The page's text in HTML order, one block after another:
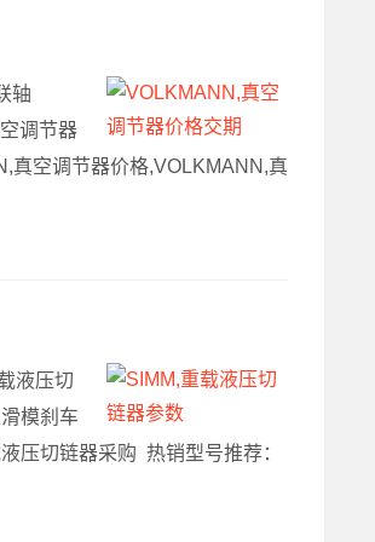
轴
调节器
真空调节器价格,VOLKMANN,真
液压切
模刹车
压切链器采购 热销型号推荐：